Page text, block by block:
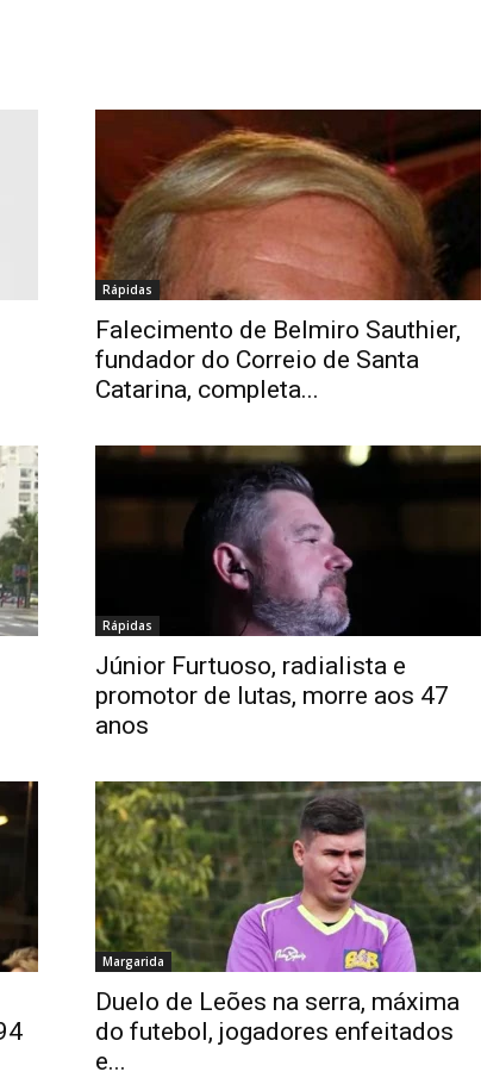
Rápidas
Falecimento de Belmiro Sauthier,
fundador do Correio de Santa
Catarina, completa...
Rápidas
Júnior Furtuoso, radialista e
promotor de lutas, morre aos 47
anos
Margarida
Duelo de Leões na serra, máxima
do futebol, jogadores enfeitados
e...